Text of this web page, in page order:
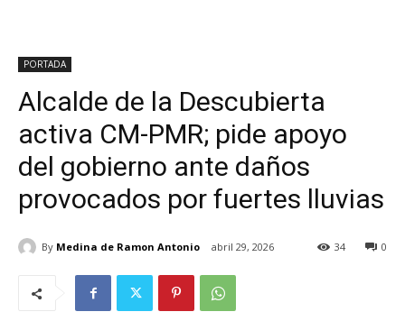
PORTADA
Alcalde de la Descubierta
activa CM-PMR; pide apoyo
del gobierno ante daños
provocados por fuertes lluvias
By Medina de Ramon Antonio abril 29, 2026 0
34